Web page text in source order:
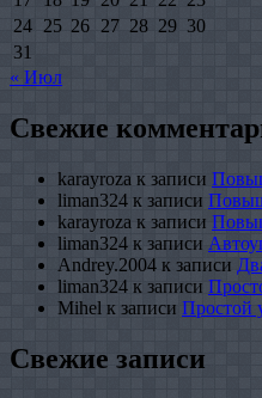
24 25 26 27 28 29 30
31
« Июл
Свежие
karayroza к записи
liman324 к записи
karayroza к записи
liman324 к записи
Andrey.2004 к записи
liman324 к записи
Mihel к записи Простой
Свежие записи